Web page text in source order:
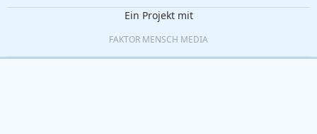
Ein Projekt mit
FAKTOR MENSCH MEDIA